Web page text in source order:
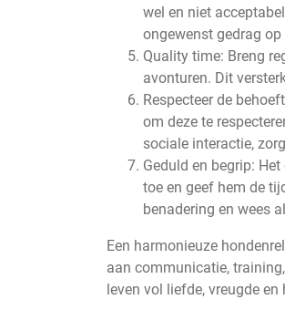
wel en niet
ongewenst gedrag
Quality time: Breng
avonturen. Dit
Respecteer de
om deze te
sociale interactie,
Geduld en begrip:
toe en geef hem de
benadering en wees
Een harmonieuze
aan communicatie,
leven vol liefde, vreugde en